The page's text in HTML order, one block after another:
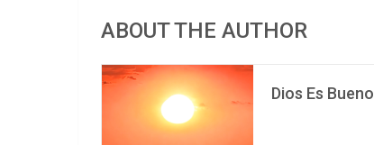
ABOUT THE AUTHOR
Dios Es Bueno